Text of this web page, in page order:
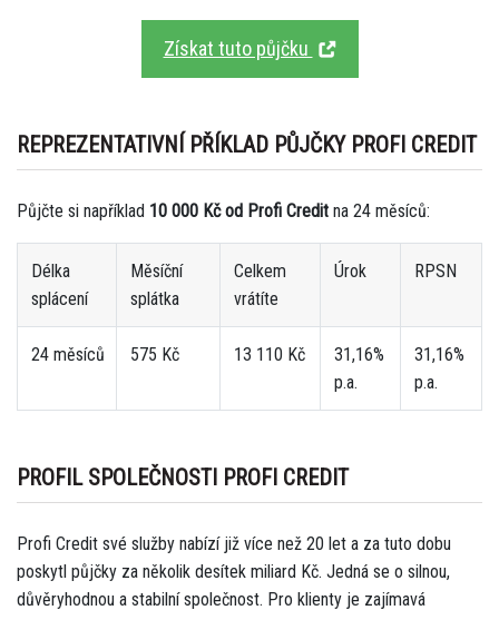
Získat tuto půjčku
REPREZENTATIVNÍ PŘÍKLAD PŮJČKY PROFI CREDIT
Půjčte si například 10 000 Kč od Profi Credit na 24 měsíců:
Délka
splácení
Měsíční
splátka
Celkem
vrátíte
Úrok RPSN
24 měsíců 575 Kč 13 110 Kč
31,16%
p.a.
31,16%
p.a.
PROFIL SPOLEČNOSTI PROFI CREDIT
Profi Credit své služby nabízí již více než 20 let a za tuto dobu
poskytl půjčky za několik desítek miliard Kč. Jedná se o silnou,
důvěryhodnou a stabilní společnost. Pro klienty je zajímavá